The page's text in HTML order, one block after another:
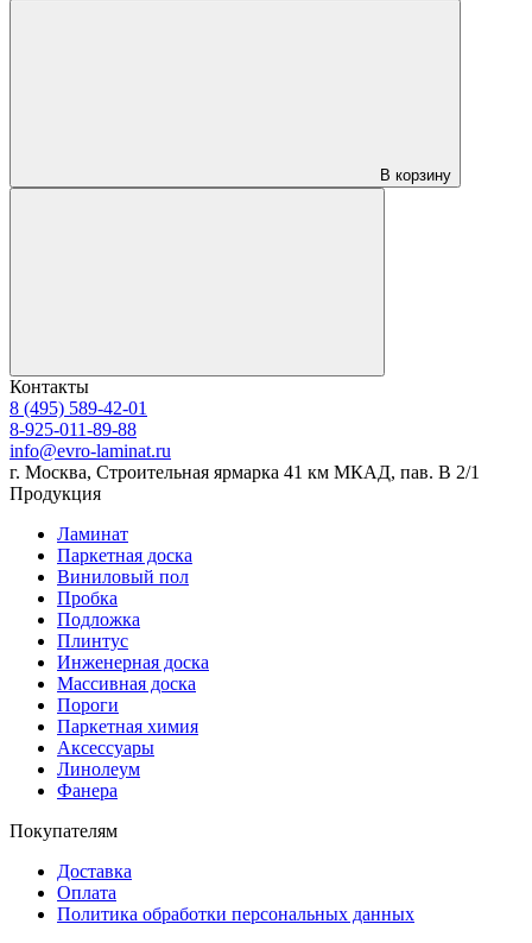
В корзину
Контакты
8 (495) 589-42-01
8-925-011-89-88
info@evro-laminat.ru
г. Москва, Строительная ярмарка 41 км МКАД, пав. В 2/1
Продукция
Ламинат
Паркетная доска
Виниловый пол
Пробка
Подложка
Плинтус
Инженерная доска
Массивная доска
Пороги
Паркетная химия
Аксессуары
Линолеум
Фанера
Покупателям
Доставка
Оплата
Политика обработки персональных данных